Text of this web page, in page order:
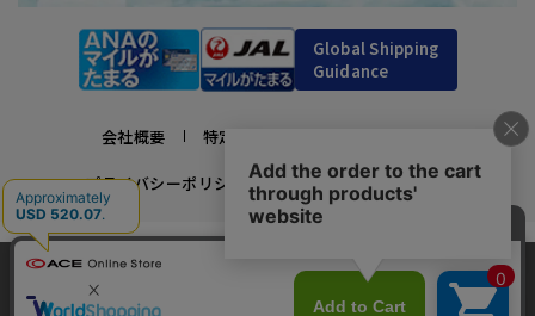
Global Shipping
Guidance
会社概要 特定商取引法に基づく表示
プライバシーポリシー 利用規約 採用情報
かばんの総合メーカー、エース公式サイト
スーツケースビジネスバッグ直営店ならではの豊富なラインナップでご紹介！
充実のアフターサービス・豊富な品揃え・安心のメーカー直営ストア
当サイトでは、サイトの利便性向上のため、クッ
キー(Cookie)を使用しています。クッキーについ
承諾する